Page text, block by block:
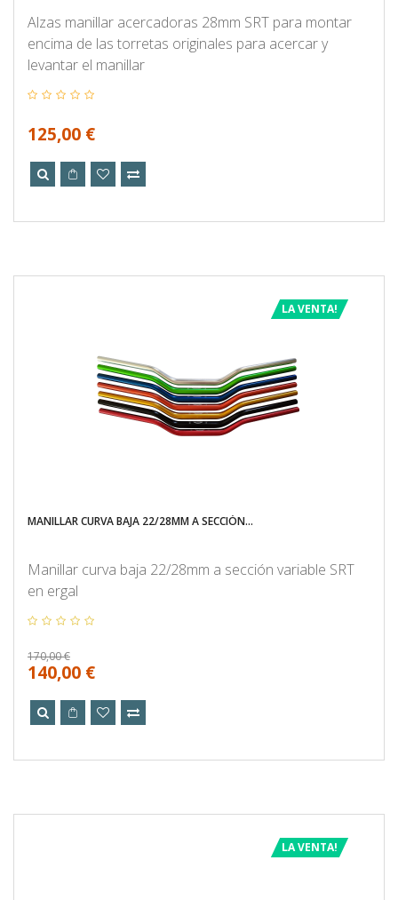
Alzas manillar acercadoras 28mm SRT para montar
encima de las torretas originales para acercar y
levantar el manillar
125,00 €
LA VENTA!
MANILLAR CURVA BAJA 22/28MM A SECCIÓN...
Manillar curva baja 22/28mm a sección variable SRT
en ergal
170,00 €
140,00 €
LA VENTA!